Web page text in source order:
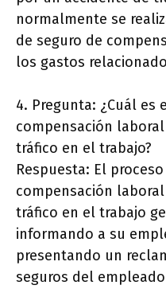
normalmente se
de seguro de
los gastos
4. Pregunta: ¿Cuál
compensación
tráfico en el trabajo?
Respuesta: El
compensación
tráfico en el trabajo
informando a su
presentando un
seguros del